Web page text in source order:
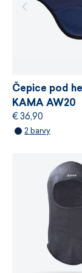
a řízení
Čepice pod
KAMA AW20
€ 36,90
2 barvy